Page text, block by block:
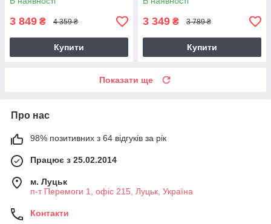
3 849 ₴ 4 359 ₴
Купити
3 349 ₴ 3 789 ₴
Купити
Показати ще
Про нас
98% позитивних з 64 відгуків за рік
Працює з 25.02.2014
м. Луцьк
п-т Перемоги 1, офіс 215, Луцьк, Україна
Контакти